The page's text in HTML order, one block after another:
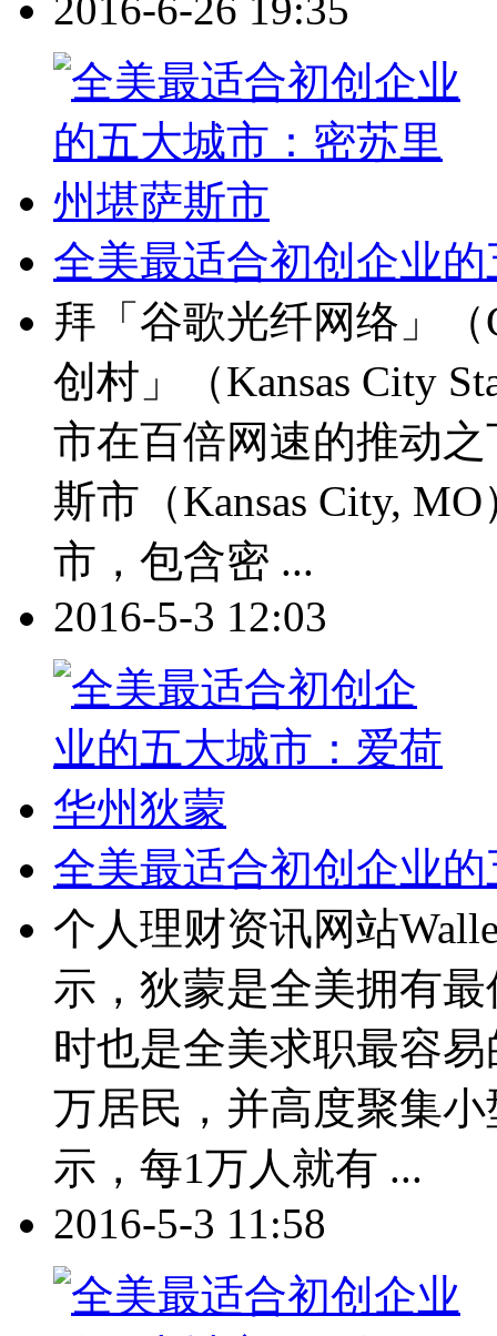
全美最适合初创企业
拜「谷歌光纤网络」
创村」（Kansas City
市在百倍网速的推动
斯市（Kansas City,
市，包含密 ...
2016-5-3 12:03
全美最适合初创企业
个人理财资讯网站
示，狄蒙是全美拥有
时也是全美求职最容
万居民，并高度聚集小
示，每1万人就有 ...
2016-5-3 11:58